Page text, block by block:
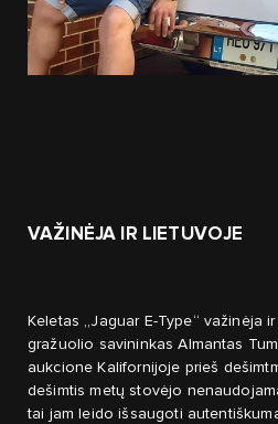
VAŽINĖJA IR LIETUVOJE
Keletas „Jaguar E-Type“ važinėja
gražuolio savininkas Almantas
aukcione Kalifornijoje prieš
dešimtis metų stovėjo
tai jam leido išsaugoti